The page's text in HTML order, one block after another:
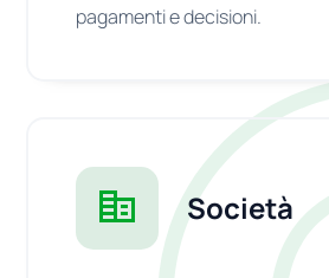
pagamenti e decisioni.
Società